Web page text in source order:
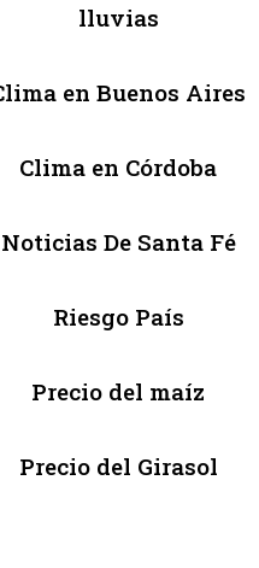
lluvias
en Buenos Aires
Clima en Córdoba
Noticias De Santa Fé
Riesgo País
Precio del maíz
Precio del Girasol